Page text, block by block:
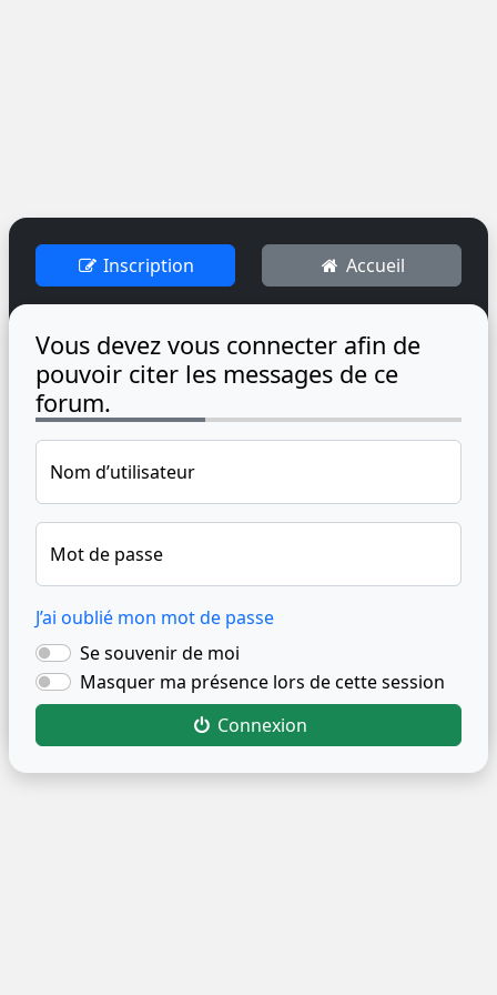
Inscription Accueil
Vous devez vous connecter afin de
pouvoir citer les messages de ce
forum.
Nom d’utilisateur
Mot de passe
J’ai oublié mon mot de passe
Se souvenir de moi
Masquer ma présence lors de cette session
Connexion